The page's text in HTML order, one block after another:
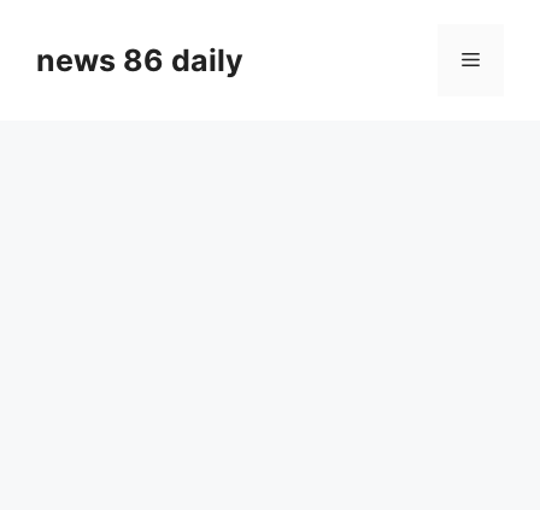
contentnews 86 daily Menu